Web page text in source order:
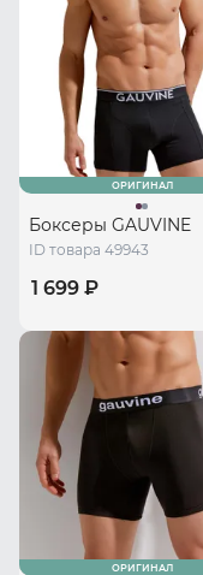
ОРИГИНАЛ
Боксеры GAUVINE
ID товара 49943
1 699 ₽
ОРИГИНАЛ